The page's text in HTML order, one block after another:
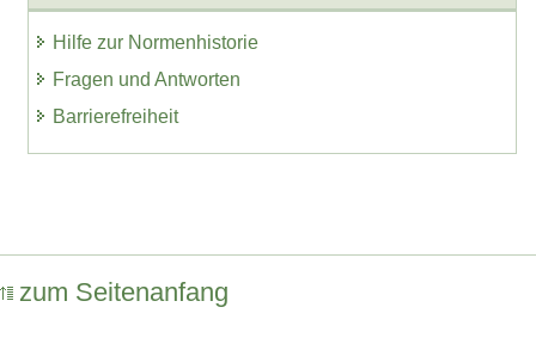
Hilfe zur Normenhistorie
Fragen und Antworten
Barrierefreiheit
zum Seitenanfang